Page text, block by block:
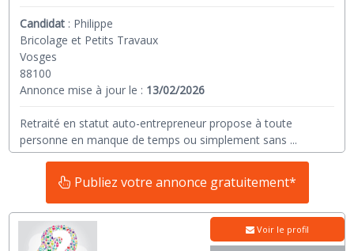
Candidat : Philippe
Bricolage et Petits Travaux
Vosges
88100
Annonce mise à jour le : 13/02/2026
Retraité en statut auto-entrepreneur propose à toute
personne en manque de temps ou simplement sans ...
Publiez votre annonce gratuitement*
Voir le profil